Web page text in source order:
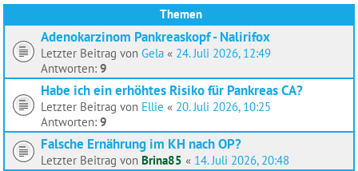
Themen
Adenokarzinom Pankreaskopf - Nalirifox
Letzter Beitrag von Gela « 24. Juli 2026, 12:49
Antworten: 9
Habe ich ein erhöhtes Risiko für Pankreas CA?
Letzter Beitrag von Ellie « 20. Juli 2026, 10:25
Antworten: 9
Falsche Ernährung im KH nach OP?
Letzter Beitrag von Brina85 « 14. Juli 2026, 20:48